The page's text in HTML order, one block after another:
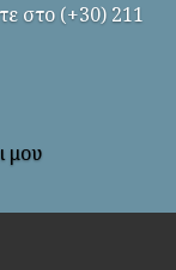
στο (+30) 211
μου